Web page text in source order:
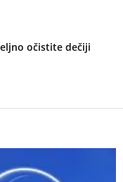
očistite dečiji